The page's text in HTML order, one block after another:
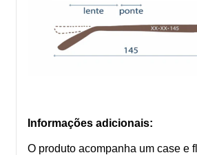
Informações adicionais:
O produto acompanha um case e